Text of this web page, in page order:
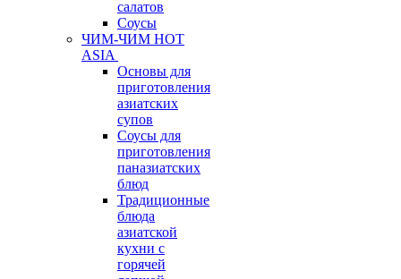
салатов
Соусы
ЧИМ-ЧИМ HOT
ASIA
Основы для
приготовления
азиатских
супов
Соусы для
приготовления
паназиатских
блюд
Традиционные
блюда
азиатской
кухни с
горячей